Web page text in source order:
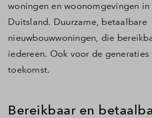
woningen en woonomgevingen
Duitsland. Duurzame, betaalbare
nieuwbouwwoningen, die
iedereen. Ook voor de generaties
toekomst.
Bereikbaar en